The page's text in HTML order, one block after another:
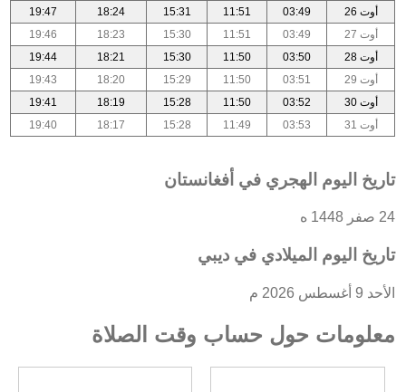
أوت 26
03:49
11:51
15:31
18:24
19:47
أوت 27
03:49
11:51
15:30
18:23
19:46
أوت 28
03:50
11:50
15:30
18:21
19:44
أوت 29
03:51
11:50
15:29
18:20
19:43
أوت 30
03:52
11:50
15:28
18:19
19:41
أوت 31
03:53
11:49
15:28
18:17
19:40
تاريخ اليوم الهجري في أفغانستان
24 صفر 1448 ه
تاريخ اليوم الميلادي في ديبي
الأحد 9 أغسطس 2026 م
معلومات حول حساب وقت الصلاة